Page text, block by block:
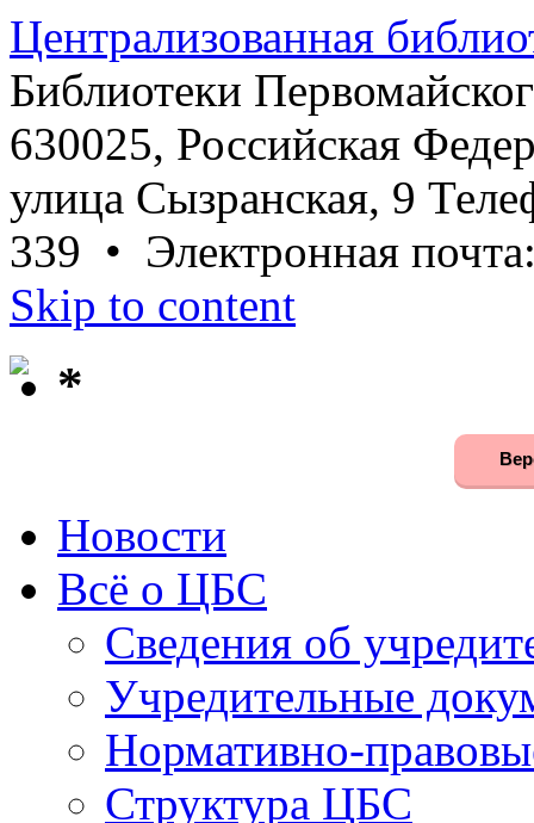
Централизованная
Библиотеки
630025, Российская
улица Сызранская, 9
339 • Электронная
Skip to content
*
Новости
Всё о ЦБС
Сведения об
Учредительные
Нормативно-
Структура ЦБС